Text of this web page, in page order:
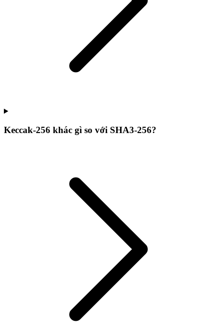
Keccak-256 khác gì so với SHA3-256?